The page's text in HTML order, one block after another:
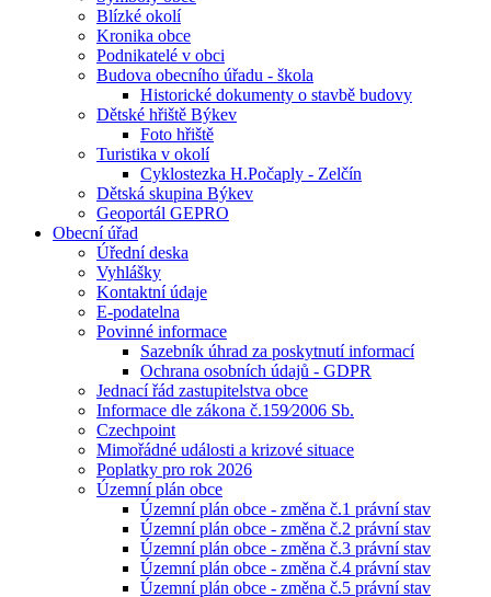
Blízké okolí
Kronika obce
Podnikatelé v obci
Budova obecního úřadu - škola
Historické dokumenty o stavbě budovy
Dětské hřiště Býkev
Foto hřiště
Turistika v okolí
Cyklostezka H.Počaply - Zelčín
Dětská skupina Býkev
Geoportál GEPRO
Obecní úřad
Úřední deska
Vyhlášky
Kontaktní údaje
E-podatelna
Povinné informace
Sazebník úhrad za poskytnutí informací
Ochrana osobních údajů - GDPR
Jednací řád zastupitelstva obce
Informace dle zákona č.159⁄2006 Sb.
Czechpoint
Mimořádné události a krizové situace
Poplatky pro rok 2026
Územní plán obce
Územní plán obce - změna č.1 právní stav
Územní plán obce - změna č.2 právní stav
Územní plán obce - změna č.3 právní stav
Územní plán obce - změna č.4 právní stav
Územní plán obce - změna č.5 právní stav